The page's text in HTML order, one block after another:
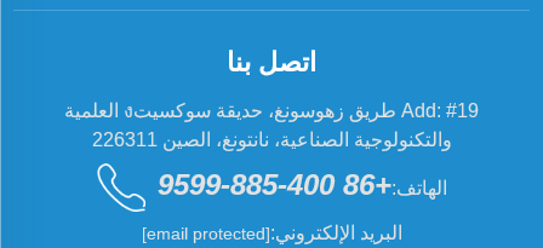
اتصل بنا
Add: #19 طريق زهوسونغ، حديقة سوكسيتง العلمية
والتكنولوجية الصناعية، نانتونغ، الصين 226311
الهاتف:+86 400-885-9599
البريد الإلكتروني:[email protected]